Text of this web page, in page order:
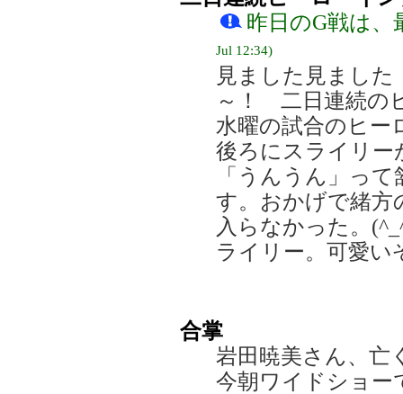
昨日のG戦は
Jul 12:34)
見ました見まし
～！ 二日連続の
水曜の試合のヒー
後ろにスライリー
「うんうん」っ
す。おかげで緒方
入らなかった。
ライリー。可愛い
合掌
岩田暁美さん、亡
今朝ワイドショー